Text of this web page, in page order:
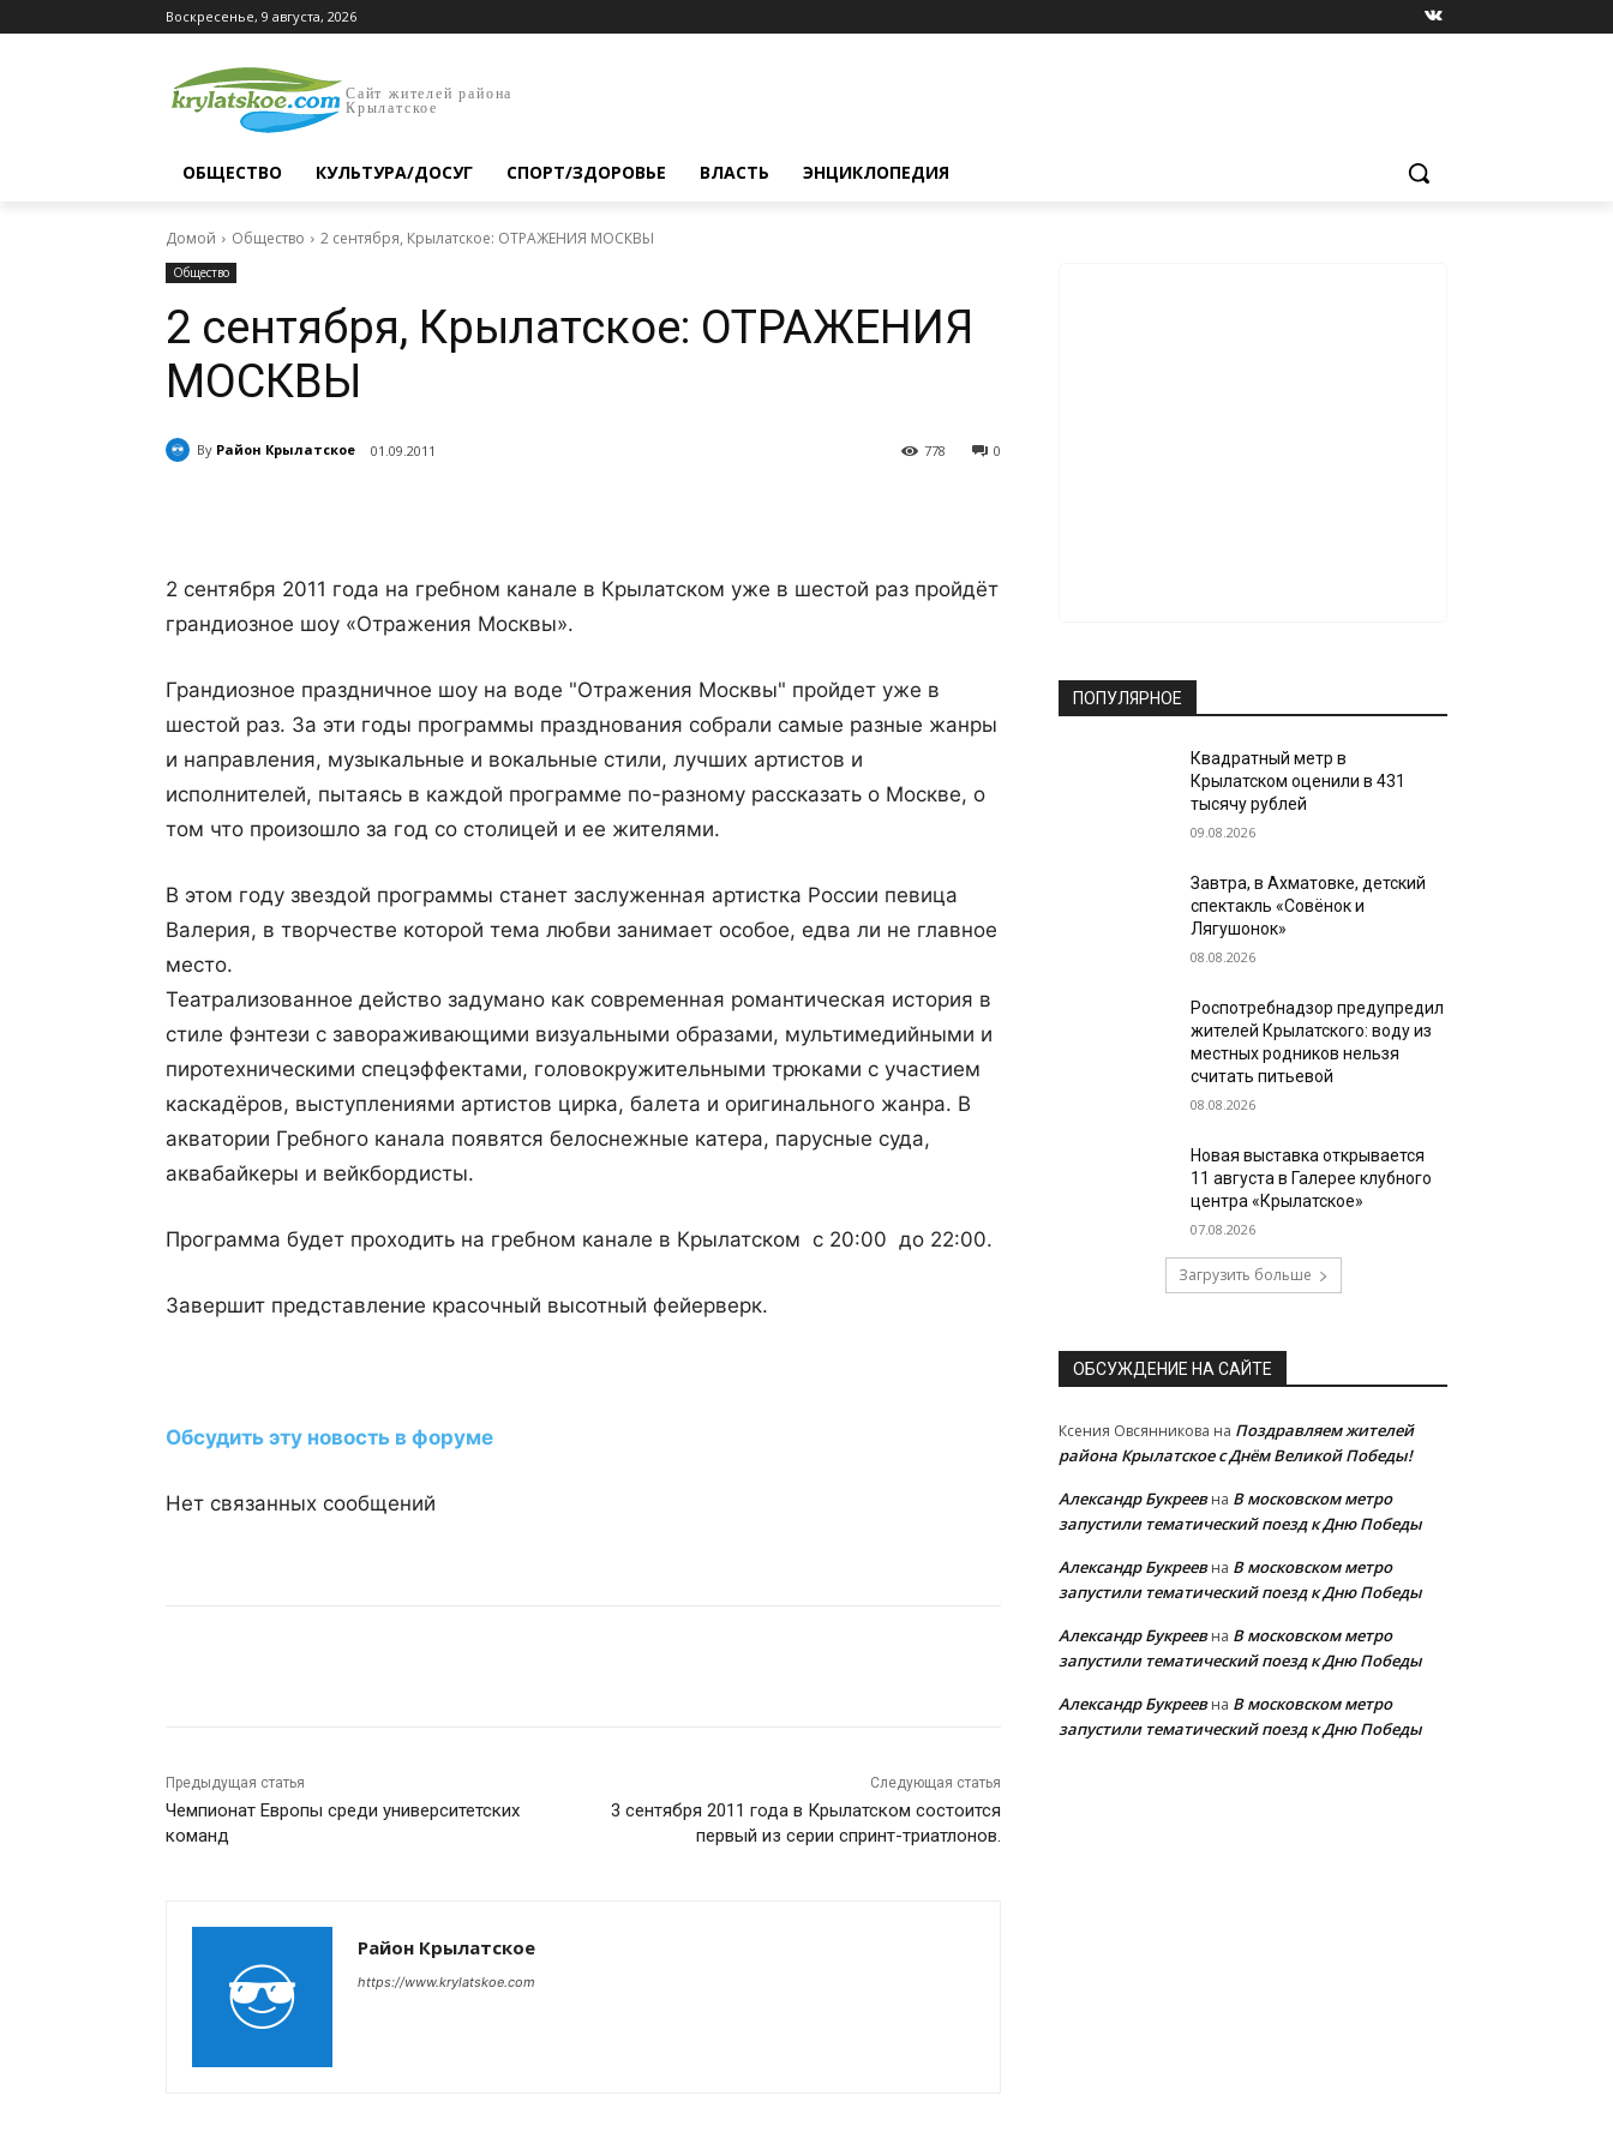
Воскресенье, 9 августа, 2026
Сайт жителей района
Крылатское
ОБЩЕСТВО КУЛЬТУРА/ДОСУГ СПОРТ/ЗДОРОВЬЕ ВЛАСТЬ ЭНЦИКЛОПЕДИЯ
Домой Общество 2 сентября, Крылатское: ОТРАЖЕНИЯ МОСКВЫ
Общество
2 сентября, Крылатское: ОТРАЖЕНИЯ
МОСКВЫ
By Район Крылатское 01.09.2011 0
778
2 сентября 2011 года на гребном канале в Крылатском уже в шестой раз пройдёт
грандиозное шоу «Отражения Москвы».
Грандиозное праздничное шоу на воде "Отражения Москвы" пройдет уже в
шестой раз. За эти годы программы празднования собрали самые разные жанры
и направления, музыкальные и вокальные стили, лучших артистов и
исполнителей, пытаясь в каждой программе по-разному рассказать о Москве, о
том что произошло за год со столицей и ее жителями.
В этом году звездой программы станет заслуженная артистка России певица
Валерия, в творчестве которой тема любви занимает особое, едва ли не главное
место.
Театрализованное действо задумано как современная романтическая история в
стиле фэнтези с завораживающими визуальными образами, мультимедийными и
пиротехническими спецэффектами, головокружительными трюками с участием
каскадёров, выступлениями артистов цирка, балета и оригинального жанра. В
акватории Гребного канала появятся белоснежные катера, парусные суда,
аквабайкеры и вейкбордисты.
Программа будет проходить на гребном канале в Крылатском с 20:00 до 22:00.
Завершит представление красочный высотный фейерверк.
Обсудить эту новость в форуме
Нет связанных сообщений
Предыдущая статья
Чемпионат Европы среди университетских
команд
Следующая статья
3 сентября 2011 года в Крылатском состоится
первый из серии спринт-триатлонов.
Район Крылатское
https://www.krylatskoe.com
ПОПУЛЯРНОЕ
Квадратный метр в
Крылатском оценили в 431
тысячу рублей
09.08.2026
Завтра, в Ахматовке, детский
спектакль «Совёнок и
Лягушонок»
08.08.2026
Роспотребнадзор предупредил
жителей Крылатского: воду из
местных родников нельзя
считать питьевой
08.08.2026
Новая выставка открывается
11 августа в Галерее клубного
центра «Крылатское»
07.08.2026
Загрузить больше
ОБСУЖДЕНИЕ НА САЙТЕ
Ксения Овсянникова на Поздравляем жителей
района Крылатское с Днём Великой Победы!
Александр Букреевна В московском метро
запустили тематический поезд к Дню Победы
Александр Букреевна В московском метро
запустили тематический поезд к Дню Победы
Александр Букреевна В московском метро
запустили тематический поезд к Дню Победы
Александр Букреевна В московском метро
запустили тематический поезд к Дню Победы